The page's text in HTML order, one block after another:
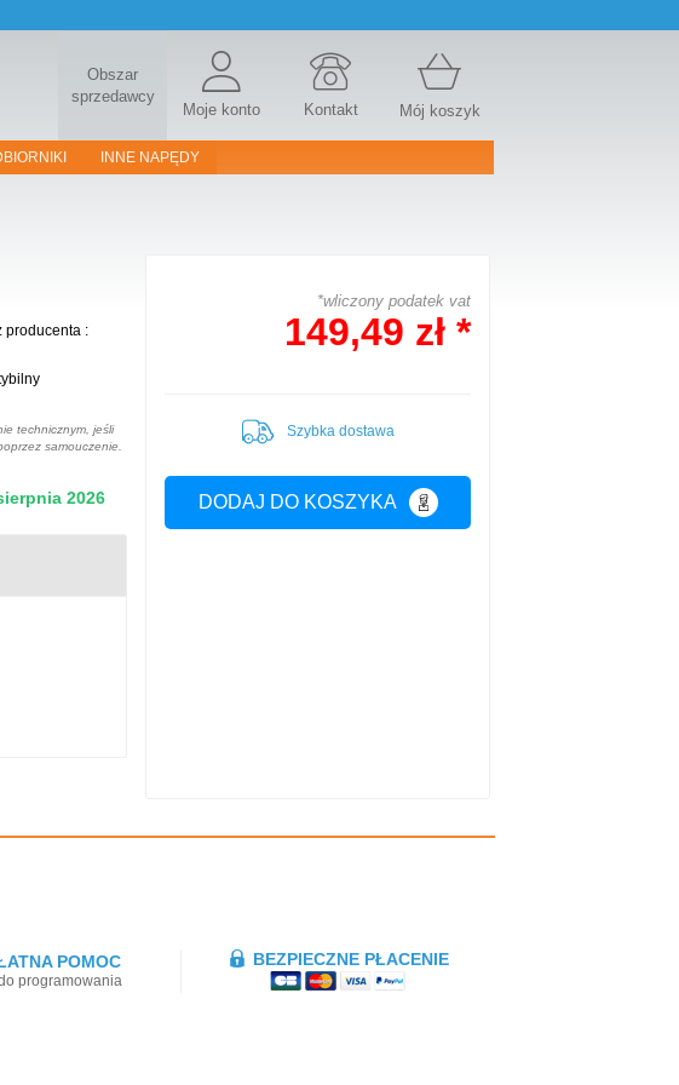
Obszar
sprzedawcy
Moje konto Kontakt Mój koszyk
INNE NAPĘDY
producenta :
technicznym, jeśli
samouczenie.
2026
*wliczony podatek vat
149,49 zł *
DODAJ DO KOSZYKA
Szybka dostawa
POMOC
programowania
BEZPIECZNE PŁACENIE